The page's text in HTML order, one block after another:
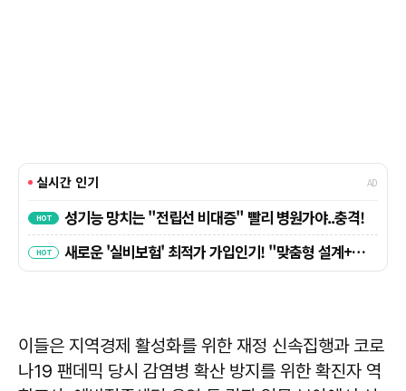
이들은 지역경제 활성화를 위한 재정 신속집행과 코로
나19 팬데믹 당시 감염병 확산 방지를 위한 확진자 역